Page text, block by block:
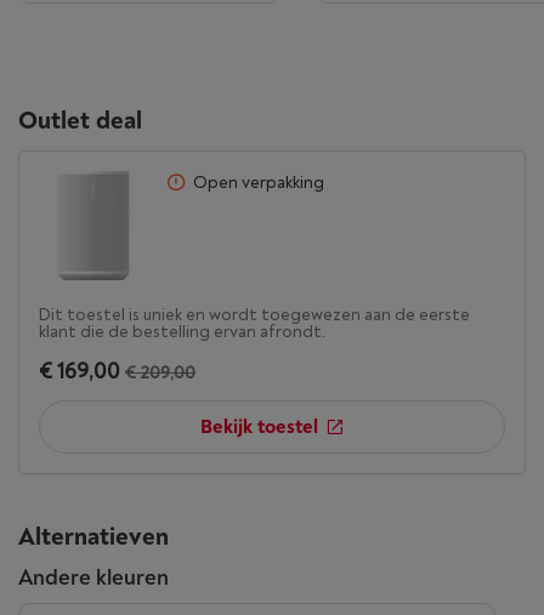
Lijningang
Outlet deal
Open verpakking
Dit toestel is uniek en wordt toegewezen aan de eerste
klant die de bestelling ervan afrondt.
€ 169,00 € 209,00
Bekijk toestel
Alternatieven
Andere kleuren